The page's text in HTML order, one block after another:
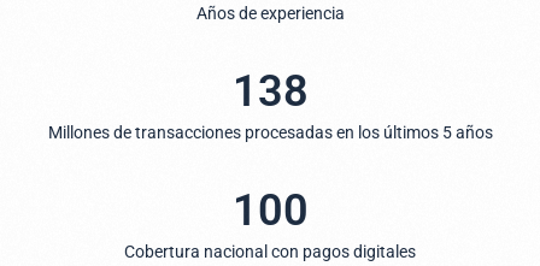
Años de experiencia
138
Millones de transacciones procesadas en los últimos 5 años
100
Cobertura nacional con pagos digitales